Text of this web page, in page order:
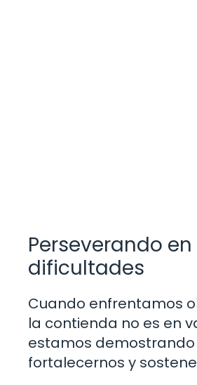
Perseverando
dificultades
Cuando enfrentamos
la contienda no es en
estamos demostrando
fortalecernos y